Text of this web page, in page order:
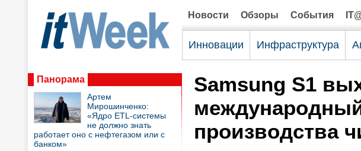
Новости Обзоры События
Инновации Инфраструктура
Панорама
Артем
Мирошинченко:
«Ядро ETL-системы
не должно знать
работает оно с нефтегазом или с
банком»
Samsung S1
производства